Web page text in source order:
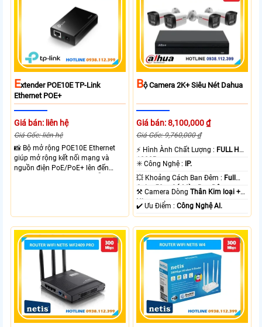
EXtender POE10E TP-Link
Ethernet POE+
Giá bán: liên hệ
Giá Gốc: liên hệ
📸 Bộ mở rộng POE10E Ethernet
giúp mở rộng kết nối mạng và
nguồn điện PoE/PoE+ lên đến
BỘ Camera 2K+ Siêu Nét Dahua
Giá bán: 8,100,000 ₫
Giá Gốc: 9,760,000 ₫
️⚡ Hình Ành Chất Lượng : FULL HD
1080P .
✳️ Công Nghệ :
IP.
💥 Khoảng Cách Ban Đêm : Full
Color 50m Có Màu Ban Ðêm.
⚒ Camera DòngThân Kim loại +
Nhựa.
️✔️ Ưu Điểm :Công Nghệ AI.